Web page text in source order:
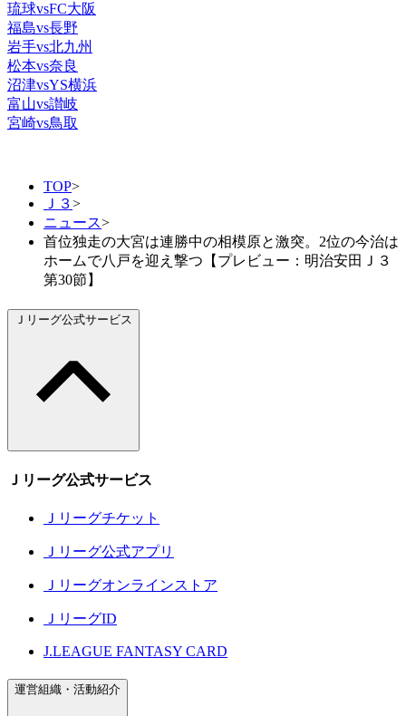
琉球vsFC大阪
福島vs長野
岩手vs北九州
松本vs奈良
沼津vsYS横浜
富山vs讃岐
宮崎vs鳥取
TOP>
Ｊ３>
ニュース>
首位独走の大宮は連勝中の相模原と激突。2位の今治は
ホームで八戸を迎え撃つ【プレビュー：明治安田Ｊ３
第30節】
Ｊリーグ公式サービス
Ｊリーグ公式サービス
Ｊリーグチケット
Ｊリーグ公式アプリ
Ｊリーグオンラインストア
ＪリーグID
J.LEAGUE FANTASY CARD
運営組織・活動紹介